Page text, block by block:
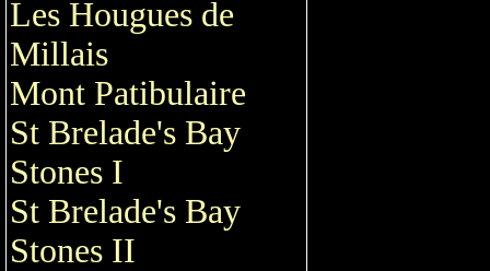
Les Hougues de
Millais
Mont Patibulaire
St Brelade's Bay
Stones I
St Brelade's Bay
Stones II